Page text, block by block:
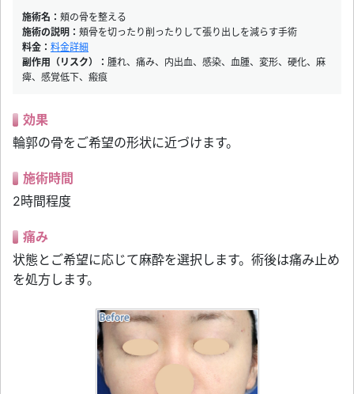
施術名： 頬の骨を整える
施術の説明： 頬骨を切ったり削ったりして張り出しを減らす手術
料金： 料金詳細
副作用（リスク）： 腫れ、痛み、内出血、感染、血腫、変形、硬化、麻
痺、感覚低下、瘢痕
効果
輪郭の骨をご希望の形状に近づけます。
施術時間
2時間程度
痛み
状態とご希望に応じて麻酔を選択します。術後は痛み止め
を処方します。